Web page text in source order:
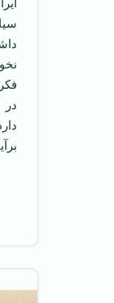
در